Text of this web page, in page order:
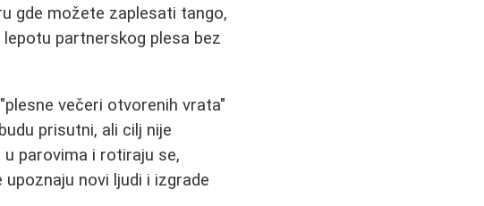
gde možete zaplesati tango,
partnerskog plesa bez
večeri otvorenih vrata"
prisutni, ali cilj nije
parovima i rotiraju se,
novi ljudi i izgrade